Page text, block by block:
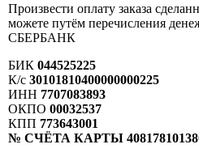
Произвести оплату заказа
можете путём перечисления
СБЕРБАНК
БИК 044525225
К/с 30101810400000000225
ИНН 7707083893
ОКПО 00032537
КПП 773643001
№ СЧЁТА КАРТЫ